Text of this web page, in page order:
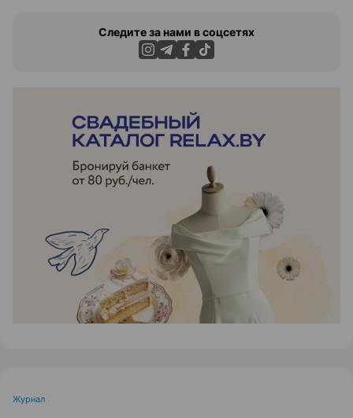
Следите за нами в соцсетях
ЭФФЕКТИВНАЯ РЕКЛАМА НА САЙТЕ
Журнал